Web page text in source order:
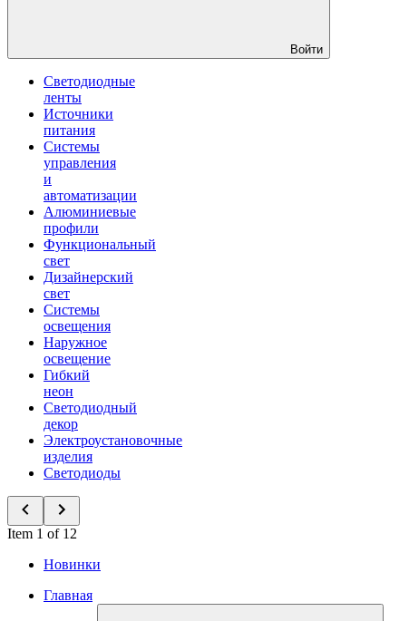
Войти
Светодиодные
ленты
Источники
питания
Системы
управления
и
автоматизации
Алюминиевые
профили
Функциональный
свет
Дизайнерский
свет
Системы
освещения
Наружное
освещение
Гибкий
неон
Светодиодный
декор
Электроустановочные
изделия
Светодиоды
Item 1 of 12
Новинки
Главная